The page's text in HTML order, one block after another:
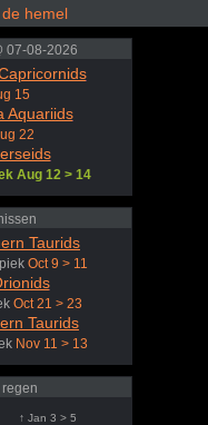
hemel
07-08-2026
15
Aquariids
22
Aug 12 > 14
Taurids
Oct 9 > 11
Oct 21 > 23
Taurids
Nov 11 > 13
↑ Jan 3 > 5